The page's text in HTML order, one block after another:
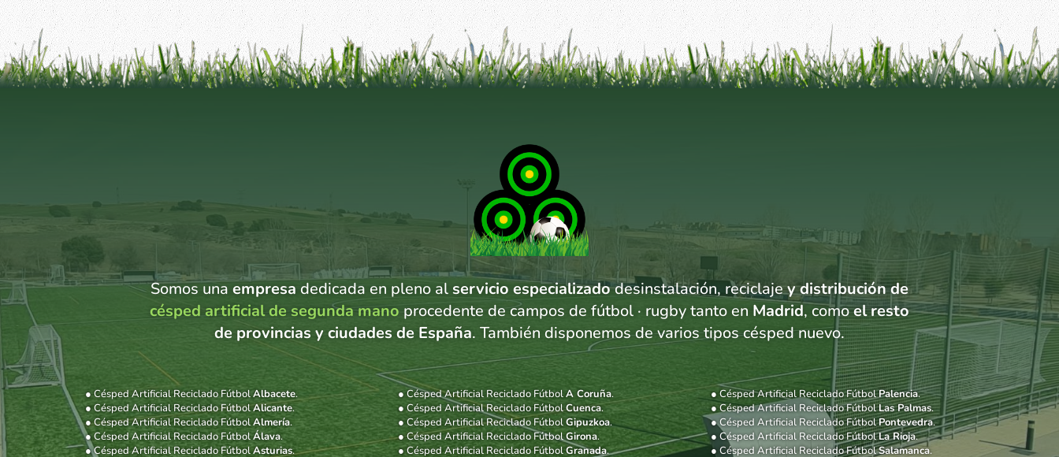
Somos unaempresa dedicada en pleno alservicio especializadodesinstalación, reciclajey distribución de
césped artificial de segunda mano procedente de campos de fútbol · rugby tanto en Madrid, comoel resto
de provincias y ciudades de España. También disponemos de varios tipos césped nuevo.
● Césped Artificial Reciclado FútbolAlbacete.
● Césped Artificial Reciclado FútbolAlicante.
● Césped Artificial Reciclado FútbolAlmería.
● Césped Artificial Reciclado FútbolÁlava.
● Césped Artificial Reciclado FútbolAsturias.
● Césped Artificial Reciclado FútbolA Coruña.
● Césped Artificial Reciclado FútbolCuenca.
● Césped Artificial Reciclado FútbolGipuzkoa.
● Césped Artificial Reciclado FútbolGirona.
● Césped Artificial Reciclado FútbolGranada.
● Césped Artificial Reciclado FútbolPalencia.
● Césped Artificial Reciclado FútbolLas Palmas.
● Césped Artificial Reciclado FútbolPontevedra.
● Césped Artificial Reciclado FútbolLa Rioja.
● Césped Artificial Reciclado FútbolSalamanca.